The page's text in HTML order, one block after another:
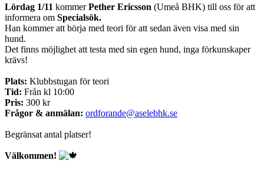
Lördag 1/11 kommerPether Ericsson (Umeå BHK) till oss för att
informera om Specialsök.
Han kommer att börja med teori för att sedan även visa med sin
hund.
Det finns möjlighet att testa med sin egen hund, inga förkunskaper
krävs!
Plats: Klubbstugan för teori
Tid: Från kl 10:00
Pris: 300 kr
Frågor & anmälan: ordforande@aselebhk.se
Begränsat antal platser!
Välkommen!